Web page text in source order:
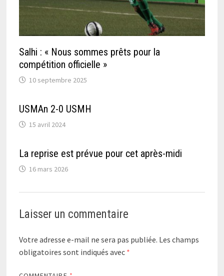
Salhi : « Nous sommes prêts pour la
compétition officielle »
10 septembre 2025
USMAn 2-0 USMH
15 avril 2024
La reprise est prévue pour cet après-midi
16 mars 2026
Laisser un commentaire
Votre adresse e-mail ne sera pas publiée. Les champs
obligatoires sont indiqués avec *